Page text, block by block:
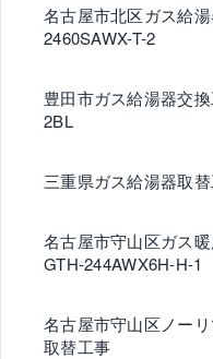
名古屋市北区ガス給
2460SAWX-T-2
豊田市ガス給湯器交
2BL
三重県ガス給湯器取
名古屋市守山区ガス
GTH-244AWX6H-H-1
名古屋市守山区ノー
取替工事